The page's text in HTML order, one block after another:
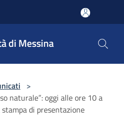
di Messina
>
naturale”: oggi alle ore 10 a
di presentazione